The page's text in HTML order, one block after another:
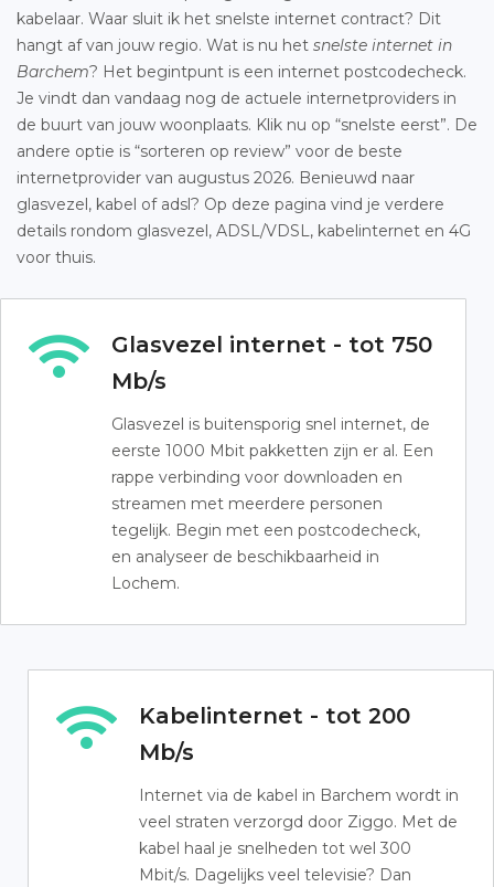
kabelaar. Waar sluit ik het snelste internet contract? Dit
hangt af van jouw regio. Wat is nu het snelste internet in
Barchem? Het begintpunt is een internet postcodecheck.
Je vindt dan vandaag nog de actuele internetproviders in
de buurt van jouw woonplaats. Klik nu op “snelste eerst”. De
andere optie is “sorteren op review” voor de beste
internetprovider van augustus 2026. Benieuwd naar
glasvezel, kabel of adsl? Op deze pagina vind je verdere
details rondom glasvezel, ADSL/VDSL, kabelinternet en 4G
voor thuis.
Glasvezel internet - tot 750
Mb/s
Glasvezel is buitensporig snel internet, de
eerste 1000 Mbit pakketten zijn er al. Een
rappe verbinding voor downloaden en
streamen met meerdere personen
tegelijk. Begin met een postcodecheck,
en analyseer de beschikbaarheid in
Lochem.
Kabelinternet - tot 200
Mb/s
Internet via de kabel in Barchem wordt in
veel straten verzorgd door Ziggo. Met de
kabel haal je snelheden tot wel 300
Mbit/s. Dagelijks veel televisie? Dan